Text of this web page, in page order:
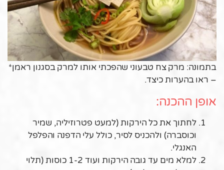
בתמונה: מרק צח טבעוני שהפכתי אותו למרק בסגנון ראמן*
– ראו בהערות כיצד.
אופן ההכנה:
לחתוך את כל הירקות (למעט פטרוזיליה, שמיר
וכוסברה) ולהכניס לסיר, כולל עלי הדפנה והפלפל
האנגלי.
למלא מים עד גובה הירקות ועוד 1-2 כוסות (תלוי